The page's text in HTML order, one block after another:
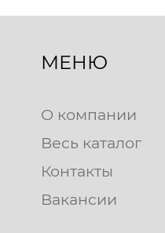
МЕНЮ
О компании
Весь каталог
Контакты
Вакансии